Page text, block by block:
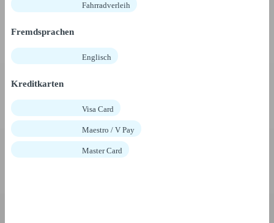
Fahrradverleih
Fremdsprachen
Englisch
Kreditkarten
Visa Card
Maestro / V Pay
Master Card